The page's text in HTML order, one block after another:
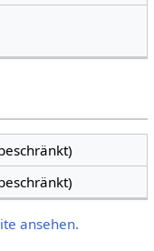
ansehen.